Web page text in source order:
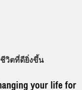
วิตที่ดียิ่งขึ้น
your life for